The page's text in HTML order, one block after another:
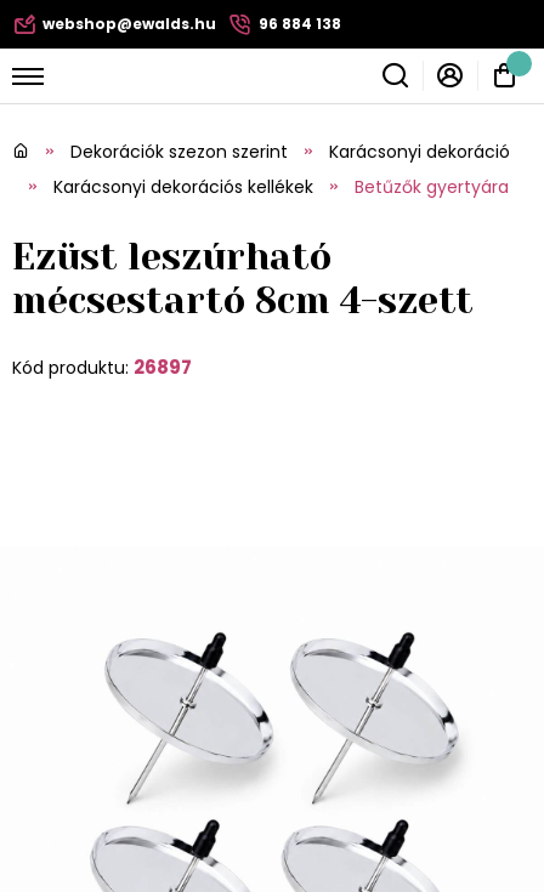
webshop@ewalds.hu 96 884 138
Dekorációk szezon szerint
Karácsonyi dekoráció
Karácsonyi dekorációs kellékek
Betűzők gyertyára
Ezüst leszúrható
mécsestartó 8cm 4-szett
Kód produktu: 26897